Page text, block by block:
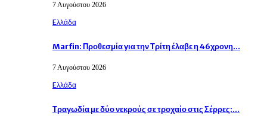
7 Αυγούστου 2026
Eλλάδα
Marfin: Προθεσμία για την Τρίτη έλαβε η 46χρονη…
7 Αυγούστου 2026
Eλλάδα
Τραγωδία με δύο νεκρούς σε τροχαίο στις Σέρρες:…